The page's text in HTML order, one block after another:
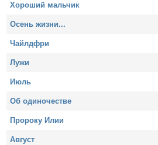
Хороший мальчик
Осень жизни...
Чайлдфри
Лужи
Июль
Об одиночестве
Пророку Илии
Август